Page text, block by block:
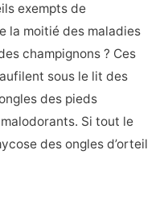
exempts de
la moitié des maladies
champignons ? Ces
sous le lit des
des pieds
Si tout le
des ongles d’orteil